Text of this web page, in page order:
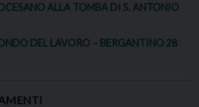
ALLA TOMBA DI S. ANTONIO
DEL LAVORO – BERGANTINO 28